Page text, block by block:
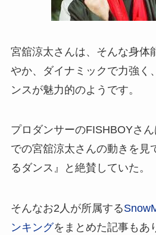
宮舘涼太さんは、そんな身体
やか、ダイナミックで力強く
ンスが魅力的のようです。
プロダンサーのFISHBOYさ
での宮舘涼太さんの動きを見
るダンス』と絶賛していた。
そんなお2人が所属する
ンキングをまとめた記事もあ